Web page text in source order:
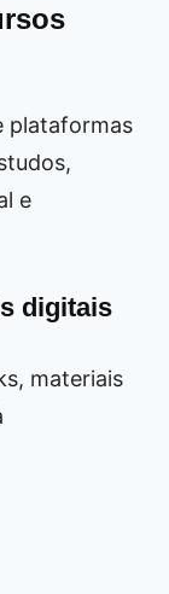
plataformas
e
digitais
materiais